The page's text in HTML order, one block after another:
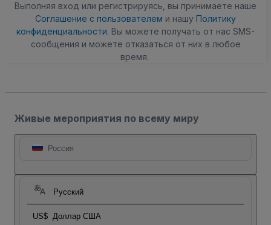
Выполняя вход или регистрируясь, вы принимаете наше
Соглашение с пользователем и нашу Политику
конфиденциальности. Вы можете получать от нас SMS-
сообщения и можете отказаться от них в любое
время.
Живые мероприятия по всему миру
Россия
Русский
US$ Доллар США